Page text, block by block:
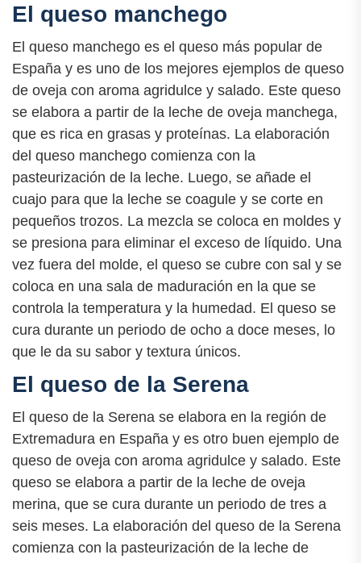
El queso manchego
El queso manchego es el queso más popular de
España y es uno de los mejores ejemplos de queso
de oveja con aroma agridulce y salado. Este queso
se elabora a partir de la leche de oveja manchega,
que es rica en grasas y proteínas. La elaboración
del queso manchego comienza con la
pasteurización de la leche. Luego, se añade el
cuajo para que la leche se coagule y se corte en
pequeños trozos. La mezcla se coloca en moldes y
se presiona para eliminar el exceso de líquido. Una
vez fuera del molde, el queso se cubre con sal y se
coloca en una sala de maduración en la que se
controla la temperatura y la humedad. El queso se
cura durante un periodo de ocho a doce meses, lo
que le da su sabor y textura únicos.
El queso de la Serena
El queso de la Serena se elabora en la región de
Extremadura en España y es otro buen ejemplo de
queso de oveja con aroma agridulce y salado. Este
queso se elabora a partir de la leche de oveja
merina, que se cura durante un periodo de tres a
seis meses. La elaboración del queso de la Serena
comienza con la pasteurización de la leche de